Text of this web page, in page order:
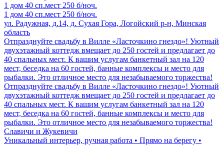
1 дом 40 сп.мест 250 б/ноч.
1 дом 40 сп.мест 250 б/ноч.
ул. Радужная, д.14, д. Сухая Гора, Логойский р-н, Минская
область
Отпразднуйте свадьбу в Вилле «Ласточкино гнездо»! Уютный
двухэтажный коттедж вмещает до 250 гостей и предлагает до
40 спальных мест. К вашим услугам банкетный зал на 120
мест, беседка на 60 гостей, банные комплексы и место для
рыбалки. Это отличное место для незабываемого торжества!
Отпразднуйте свадьбу в Вилле «Ласточкино гнездо»! Уютный
двухэтажный коттедж вмещает до 250 гостей и предлагает до
40 спальных мест. К вашим услугам банкетный зал на 120
мест, беседка на 60 гостей, банные комплексы и место для
рыбалки. Это отличное место для незабываемого торжества!
Славичи и Жукевичи
Уникальный интерьер, ручная работа • Прямо на берегу •